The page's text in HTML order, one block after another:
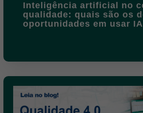
Inteligência artificial no
qualidade: quais são os
oportunidades em usar